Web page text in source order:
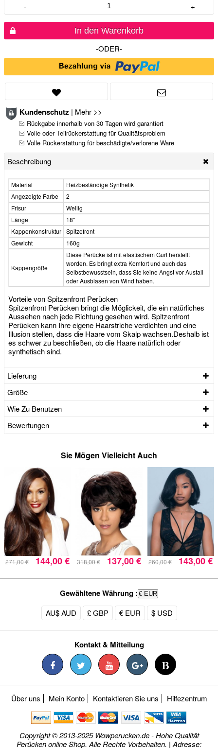
- +
In den Warenkorb
-ODER-
Kundenschutz | Mehr >>
Rückgabe innerhalb von 30 Tagen wird garantiert
Volle oder Teilrückerstattung für Qualitätsproblem
Volle Rückerstattung für beschädigte/verlorene Ware
Beschreibung
Material
Heizbeständige Synthetik
Angezeigte Farbe
2
Frisur
Wellig
Länge
18"
Kappenkonstruktur Spitzefront
Gewicht
160g
Kappengröße
Diese Perücke ist mit elastischem Gurt herstellt
worden. Es bringt extra Komfort und auch das
Selbstbewusstsein, dass Sie keine Angst vor Ausfall
oder Ausblasen von Wind haben.
Vorteile von Spitzenfront Perücken
Spitzenfront Perücken bringt die Möglickeit, die ein natürliches
Aussehen nach jede Richtung gesehen wird. Spitzenfront
Perücken kann Ihre eigene Haarstriche verdichten und eine
Illusion stellen, dass die Haare vom Skalp wachsen.Deshalb ist
es schwer zu beschließen, ob die Haare natürlich oder
synthetisch sind.
Lieferung
Größe
Wie Zu Benutzen
Bewertungen
Sie Mögen Vielleicht Auch
271,00 € 144,00 € 318,00 € 137,00 € 260,00 € 143,00 €
Gewähltene Währung : € EUR
AU$ AUD £ GBP € EUR $ USD
Kontakt & Mitteilung
Über uns Mein Konto Kontaktieren Sie uns Hilfezentrum
Copyright © 2013-2025 Wowperucken.de - Hohe Qualität
Perücken online Shop. Alle Rechte Vorbehalten. | Adresse: